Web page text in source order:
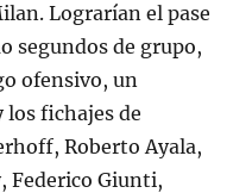
Lograrían el pase
segundos de grupo,
ofensivo, un
fichajes de
Roberto Ayala,
Federico Giunti,